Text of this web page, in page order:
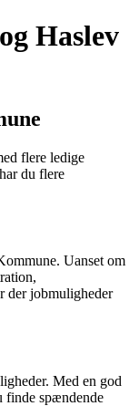
Haslev
flere ledige
du flere
Uanset om
der jobmuligheder
Med en god
finde spændende